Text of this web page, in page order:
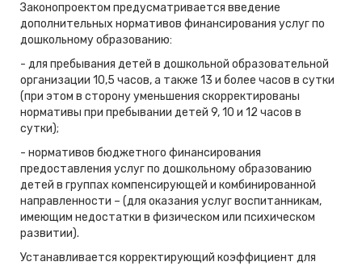
Законопроектом предусматривается введение
дополнительных нормативов финансирования услуг по
дошкольному образованию:
- для пребывания детей в дошкольной образовательной
организации 10,5 часов, а также 13 и более часов в сутки
(при этом в сторону уменьшения скорректированы
нормативы при пребывании детей 9, 10 и 12 часов в
сутки);
- нормативов бюджетного финансирования
предоставления услуг по дошкольному образованию
детей в группах компенсирующей и комбинированной
направленности – (для оказания услуг воспитанникам,
имеющим недостатки в физическом или психическом
развитии).
Устанавливается корректирующий коэффициент для